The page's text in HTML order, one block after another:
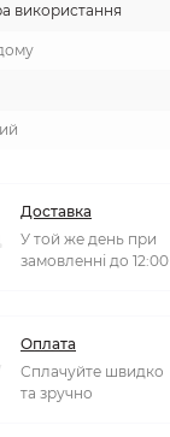
використання
Доставка
У той же день при
замовленні до 12:00
Оплата
Сплачуйте швидко
та зручно